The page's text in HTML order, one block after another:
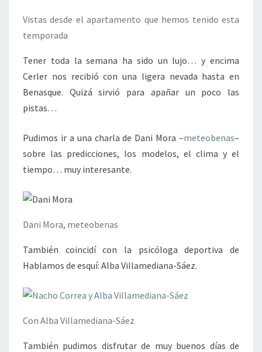
Vistas desde el apartamento que hemos tenido esta
temporada
Tener toda la semana ha sido un lujo… y encima
Cerler nos recibió con una ligera nevada hasta en
Benasque. Quizá sirvió para apañar un poco las
pistas…
Pudimos ir a una charla de Dani Mora –meteobenas–
sobre las predicciones, los modelos, el clima y el
tiempo… muy interesante.
Dani Mora, meteobenas
También coincidí con la psicóloga deportiva de
Hablamos de esquí: Alba Villamediana-Sáez.
Con Alba Villamediana-Sáez
También pudimos disfrutar de muy buenos días de